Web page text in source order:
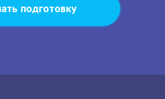
подготовку